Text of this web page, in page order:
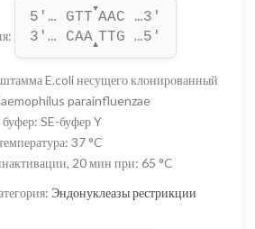
255,00 ₽
–
13
020,00 ₽
:
5'… GTT
▼
AAC …3'
3'… CAA▲TTG …5'
E.coli несущего клонированный
parainfluenzae
: SE-буфер Y
: 37 °C
20 мин при: 65 °C
Эндонуклеазы рестрикции